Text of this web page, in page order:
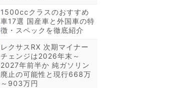
1500ccクラスのおすすめ
車17選 国産車と外国車の特
徴・スペックを徹底紹介
レクサスRX 次期マイナー
チェンジは2026年末～
2027年前半か 純ガソリン
廃止の可能性と現行668万
～903万円